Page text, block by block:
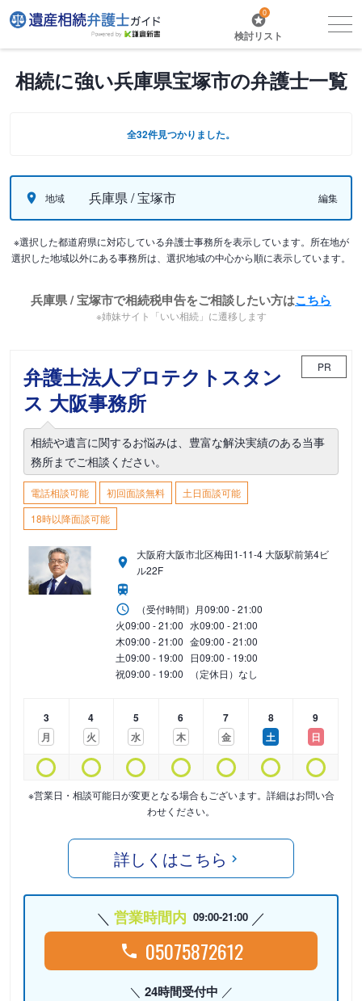
0
検討リスト
相続に強い兵庫県宝塚市の弁護士一覧
全32件見つかりました。
地域 兵庫県 / 宝塚市 編集
※選択した都道府県に対応している弁護士事務所を表示しています。所在地が
選択した地域以外にある事務所は、選択地域の中心から順に表示しています。
兵庫県 / 宝塚市で相続税申告をご相談したい方はこちら
※姉妹サイト「いい相続」に遷移します
弁護士法人プロテクトスタン
ス 大阪事務所
PR
相続や遺言に関するお悩みは、豊富な解決実績のある当事
務所までご相談ください。
電話相談可能 初回面談無料
土日面談可能
18時以降面談可能
大阪府大阪市北区梅田1-11-4 大阪駅前第4ビ
ル22F
（受付時間） 月09:00 - 21:00
火09:00 - 21:00 水09:00 - 21:00
木09:00 - 21:00 金09:00 - 21:00
土09:00 - 19:00 日09:00 - 19:00
祝09:00 - 19:00 （定休日）なし
3
月
4
火
5
水
6
木
7
金
8
土
9
日
※営業日・相談可能日が変更となる場合もございます。詳細はお問い合
わせください。
詳しくはこちら
営業時間内 09:00-21:00
05075872612
24時間受付中